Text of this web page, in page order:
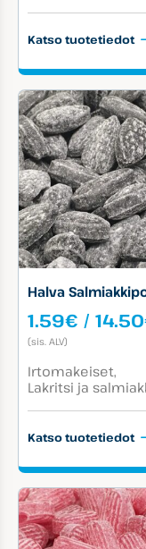
Katso tuotetiedot
Halva
1.59€ / 14.50
(sis. ALV)
Tuotekategoriat:
Irtomakeiset
Lakritsi ja
Katso tuotetiedot